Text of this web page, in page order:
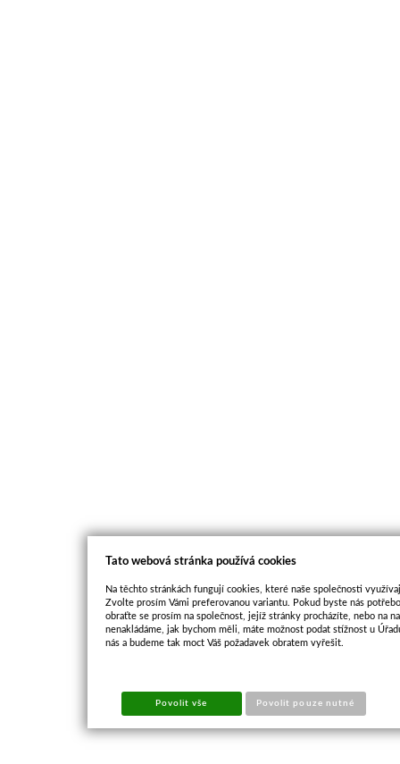
Tato webová stránka používá cookies
Na těchto stránkách fungují cookies, které naše společnosti
Zvolte prosím Vámi preferovanou variantu. Pokud byste nás
obraťte se prosím na společnost, jejíž stránky procházíte, nebo na
nenakládáme, jak bychom měli, máte možnost podat stížnost u
nás a budeme tak moct Váš požadavek obratem vyřešit.
Povolit vše Povolit pouze nutné